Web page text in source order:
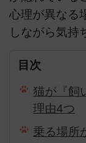
心理が異なる
しながら気持
目次
猫が『飼
理由4つ
乗る場所